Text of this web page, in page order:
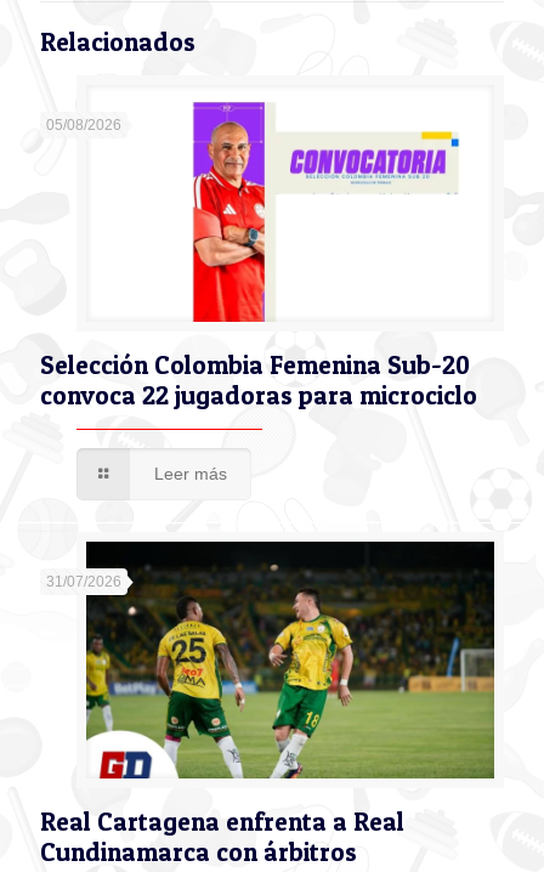
Relacionados
05/08/2026
Selección Colombia Femenina Sub-20
convoca 22 jugadoras para microciclo
Leer más
31/07/2026
Real Cartagena enfrenta a Real
Cundinamarca con árbitros